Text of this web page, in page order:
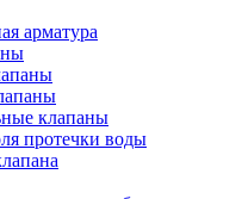
арматура
клапаны
протечки воды